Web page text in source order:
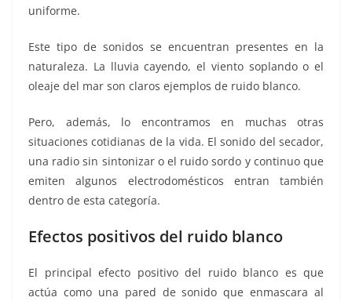
uniforme.
Este tipo de sonidos se encuentran presentes en la
naturaleza. La lluvia cayendo, el viento soplando o el
oleaje del mar son claros ejemplos de ruido blanco.
Pero, además, lo encontramos en muchas otras
situaciones cotidianas de la vida. El sonido del secador,
una radio sin sintonizar o el ruido sordo y continuo que
emiten algunos electrodomésticos entran también
dentro de esta categoría.
Efectos positivos del ruido blanco
El principal efecto positivo del ruido blanco es que
actúa como una pared de sonido que enmascara al